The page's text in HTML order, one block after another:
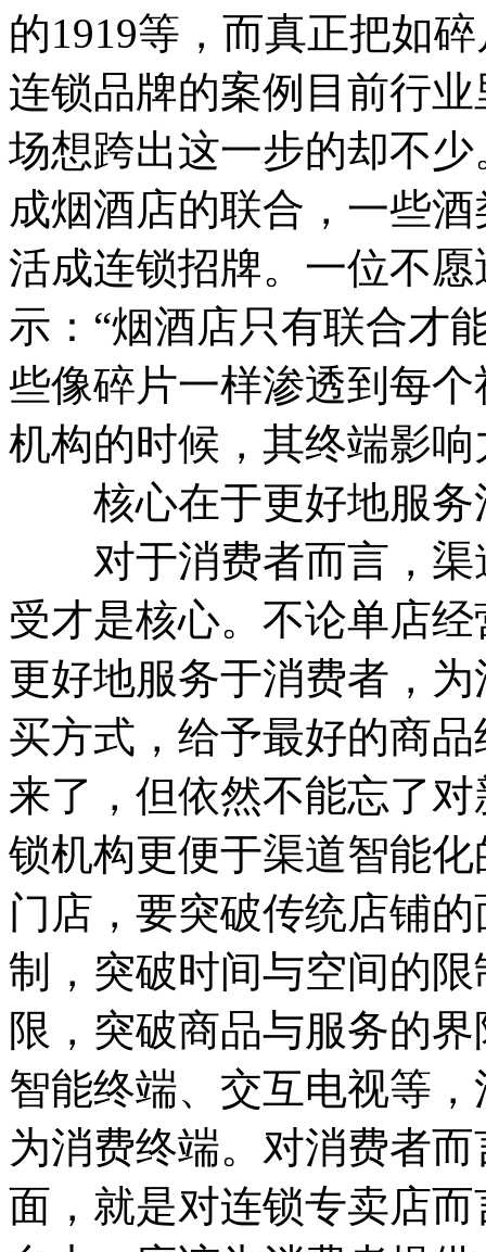
的1919等，而真正把如
连锁品牌的案例目前行
场想跨出这一步的却不
成烟酒店的联合，一些
活成连锁招牌。一位不
示：“烟酒店只有联合才
些像碎片一样渗透到每
机构的时候，其终端影
核心在于更好地服务
对于消费者而言，渠
受才是核心。不论单店
更好地服务于消费者，
买方式，给予最好的商
来了，但依然不能忘了
锁机构更便于渠道智能
门店，要突破传统店铺
制，突破时间与空间的
限，突破商品与服务的
智能终端、交互电视等
为消费终端。对消费者
面，就是对连锁专卖店